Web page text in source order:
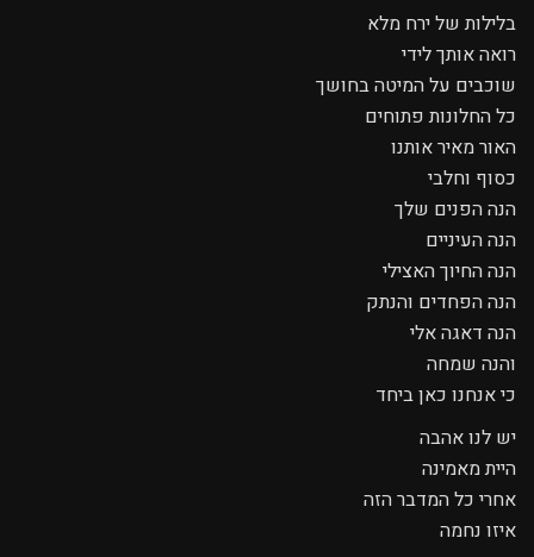
בלילות של ירח מלא
רואה אותך לידי
שוכבים על המיטה בחושך
כל החלונות פתוחים
האור מאיר אותנו
כסוף וחלבי
הנה הפנים שלך
הנה העיניים
הנה החיוך האצילי
הנה הפחדים והנתק
הנה דאגה אלי
והנה שמחה
כי אנחנו כאן ביחד
יש לנו אהבה
היית מאמינה
אחרי כל המדבר הזה
איזו נחמה